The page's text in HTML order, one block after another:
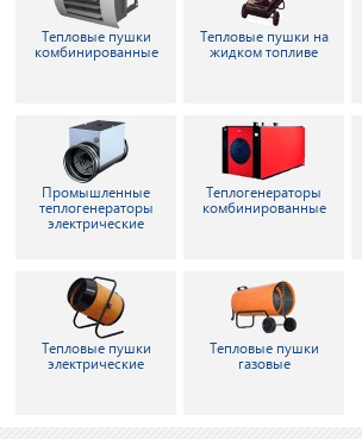
Тепловые пушки
комбинированные
Тепловые пушки на
жидком топливе
Промышленные
теплогенераторы
электрические
Теплогенераторы
комбинированные
Тепловые пушки
электрические
Тепловые пушки
газовые